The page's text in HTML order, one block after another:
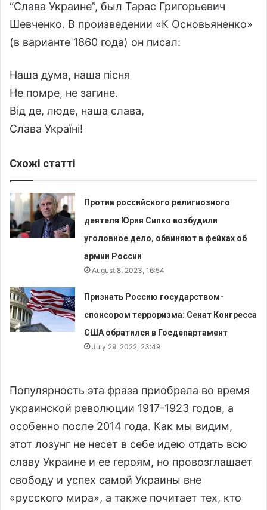
“Слава Украине”, был Тарас Григорьевич
Шевченко. В произведении «К Основьяненко»
(в варианте 1860 года) он писал:
Наша дума, наша пісня
Не помре, не загине.
Від де, люде, наша слава,
Слава Україні!
Схожі статті
Против российского религиозного
деятеля Юрия Сипко возбудили
уголовное дело, обвиняют в фейках об
армии России
August 8, 2023, 16:54
Признать Россию государством-
спонсором терроризма: Сенат Конгресса
США обратился в Госдепартамент
July 29, 2022, 23:49
Популярность эта фраза приобрела во время
украинской революции 1917-1923 годов, а
особенно после 2014 года. Как мы видим,
этот лозунг не несет в себе идею отдать всю
славу Украине и ее героям, но провозглашает
свободу и успех самой Украины вне
«русского мира», а также почитает тех, кто